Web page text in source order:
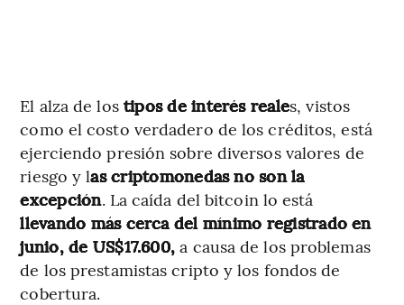
El alza de los tipos de interés reales, vistos
como el costo verdadero de los créditos, está
ejerciendo presión sobre diversos valores de
riesgo y las criptomonedas no son la
excepción. La caída del bitcoin lo está
llevando más cerca del mínimo registrado en
junio, de US$17.600, a causa de los problemas
de los prestamistas cripto y los fondos de
cobertura.